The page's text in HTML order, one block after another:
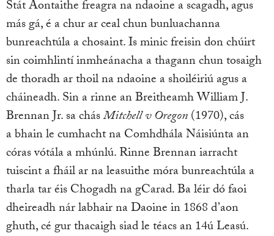
Stát Aontaithe freagra na ndaoine a scagadh, agus
más gá, é a chur ar ceal chun bunluachanna
bunreachtúla a chosaint. Is minic freisin don chúirt
sin coimhlintí inmheánacha a thagann chun tosaigh
de thoradh ar thoil na ndaoine a shoiléiriú agus a
cháineadh. Sin a rinne an Breitheamh William J.
Brennan Jr. sa chásMitchell v Oregon(1970), cás
a bhain le cumhacht na Comhdhála Náisiúnta an
córas vótála a mhúnlú. Rinne Brennan iarracht
tuiscint a fháil ar na leasuithe móra bunreachtúla a
tharla tar éis Chogadh na gCarad. Ba léir dó faoi
dheireadh nár labhair na Daoine in 1868 d’aon
ghuth, cé gur thacaigh siad le téacs an 14ú Leasú.